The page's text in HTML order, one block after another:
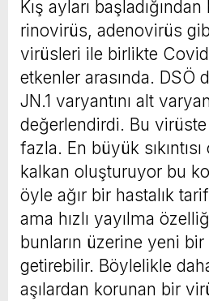
Kış ayları
rinovirüs, adenovirüs
virüsleri ile birlikte
etkenler arasında. DSÖ
JN.1 varyantını alt
değerlendirdi. Bu virüste
fazla. En büyük
kalkan oluşturuyor bu
öyle ağır bir hastalık
ama hızlı yayılma
bunların üzerine yeni
getirebilir. Böylelikle
aşılardan korunan bir